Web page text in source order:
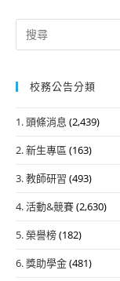
Search
for:
校務公告分類
1. 頭條消息 (2,439)
2. 新生專區 (163)
3. 教師研習 (493)
4. 活動&競賽(2,630)
5. 榮譽榜(182)
6. 獎助學金(481)